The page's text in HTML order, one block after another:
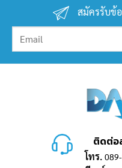
สมัครรับข้อ
ติดต่อ
โทร.